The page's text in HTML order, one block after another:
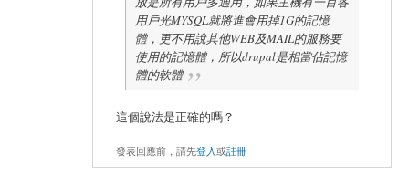
用戶光MYSQL就將進會用掉1G的記憶
體，更不用說其他WEB及MAIL的服務要
使用的記憶體，所以drupal是相當佔記憶
體的軟體
這個說法是正確的嗎？
發表回應前，請先登入或註冊